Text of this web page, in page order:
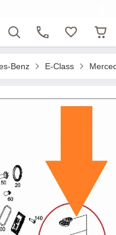
Benz E-Class